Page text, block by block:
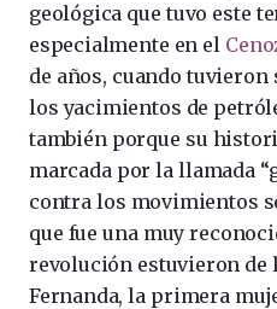
geológica que tuvo este
especialmente en el
de años, cuando
los yacimientos de
también porque su
marcada por la llamada
contra los movimientos
que fue una muy
revolución estuvieron de
Fernanda, la primera